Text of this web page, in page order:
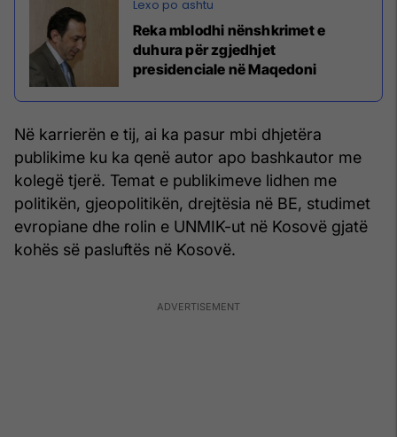
Reka mblodhi nënshkrimet e
duhura për zgjedhjet
presidenciale në Maqedoni
Në karrierën e tij, ai ka pasur mbi dhjetëra
publikime ku ka qenë autor apo bashkautor me
kolegë tjerë. Temat e publikimeve lidhen me
politikën, gjeopolitikën, drejtësia në BE, studimet
evropiane dhe rolin e UNMIK-ut në Kosovë gjatë
kohës së pasluftës në Kosovë.